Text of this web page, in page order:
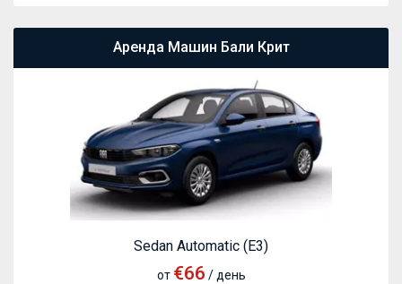
Аренда Машин Бали Крит
Sedan Automatic (E3)
от €66 / день